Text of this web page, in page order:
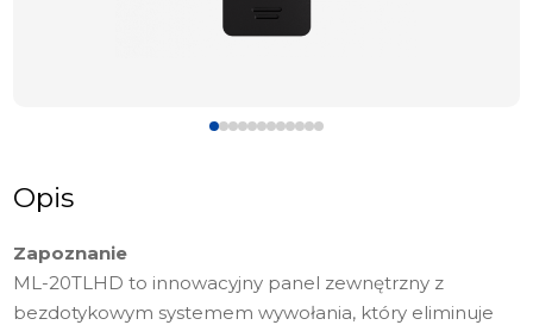
Opis
Zapoznanie
ML-20TLHD to innowacyjny panel zewnętrzny z
bezdotykowym systemem wywołania, który eliminuje